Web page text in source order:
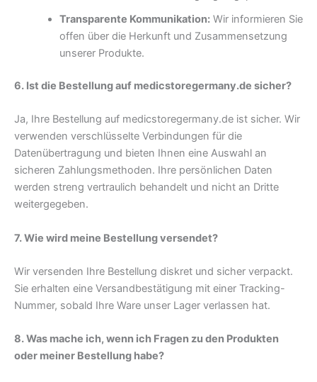
Transparente Kommunikation:Wir informieren Sie
offen über die Herkunft und Zusammensetzung
unserer Produkte.
6. Ist die Bestellung auf medicstoregermany.de sicher?
Ja, Ihre Bestellung auf medicstoregermany.de ist sicher. Wir
verwenden verschlüsselte Verbindungen für die
Datenübertragung und bieten Ihnen eine Auswahl an
sicheren Zahlungsmethoden. Ihre persönlichen Daten
werden streng vertraulich behandelt und nicht an Dritte
weitergegeben.
7. Wie wird meine Bestellung versendet?
Wir versenden Ihre Bestellung diskret und sicher verpackt.
Sie erhalten eine Versandbestätigung mit einer Tracking-
Nummer, sobald Ihre Ware unser Lager verlassen hat.
8. Was mache ich, wenn ich Fragen zu den Produkten
oder meiner Bestellung habe?